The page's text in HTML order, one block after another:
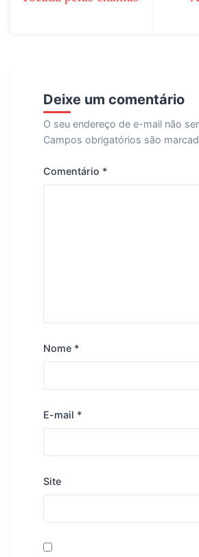
Deixe um comentário
O seu endereço de e-mail não
Campos obrigatórios são
Comentário *
Nome *
E-mail *
Site